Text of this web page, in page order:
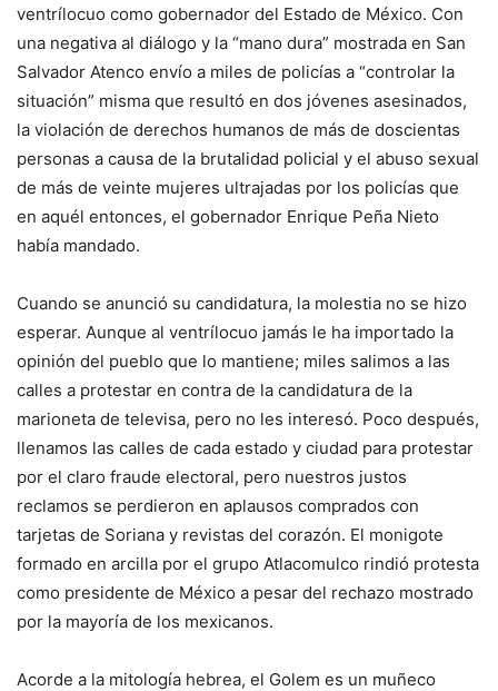
ventrílocuo como gobernador del Estado de México. Con
una negativa al diálogo y la “mano dura” mostrada en San
Salvador Atenco envío a miles de policías a “controlar la
situación” misma que resultó en dos jóvenes asesinados,
la violación de derechos humanos de más de doscientas
personas a causa de la brutalidad policial y el abuso sexual
de más de veinte mujeres ultrajadas por los policías que
en aquél entonces, el gobernador Enrique Peña Nieto
había mandado.
Cuando se anunció su candidatura, la molestia no se hizo
esperar. Aunque al ventrílocuo jamás le ha importado la
opinión del pueblo que lo mantiene; miles salimos a las
calles a protestar en contra de la candidatura de la
marioneta de televisa, pero no les interesó. Poco después,
llenamos las calles de cada estado y ciudad para protestar
por el claro fraude electoral, pero nuestros justos
reclamos se perdieron en aplausos comprados con
tarjetas de Soriana y revistas del corazón. El monigote
formado en arcilla por el grupo Atlacomulco rindió protesta
como presidente de México a pesar del rechazo mostrado
por la mayoría de los mexicanos.
Acorde a la mitología hebrea, el Golem es un muñeco